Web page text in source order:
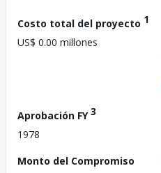
Costo total del proyecto 1
US$ 0.00 millones
Aprobación FY3
1978
Monto del Compromiso